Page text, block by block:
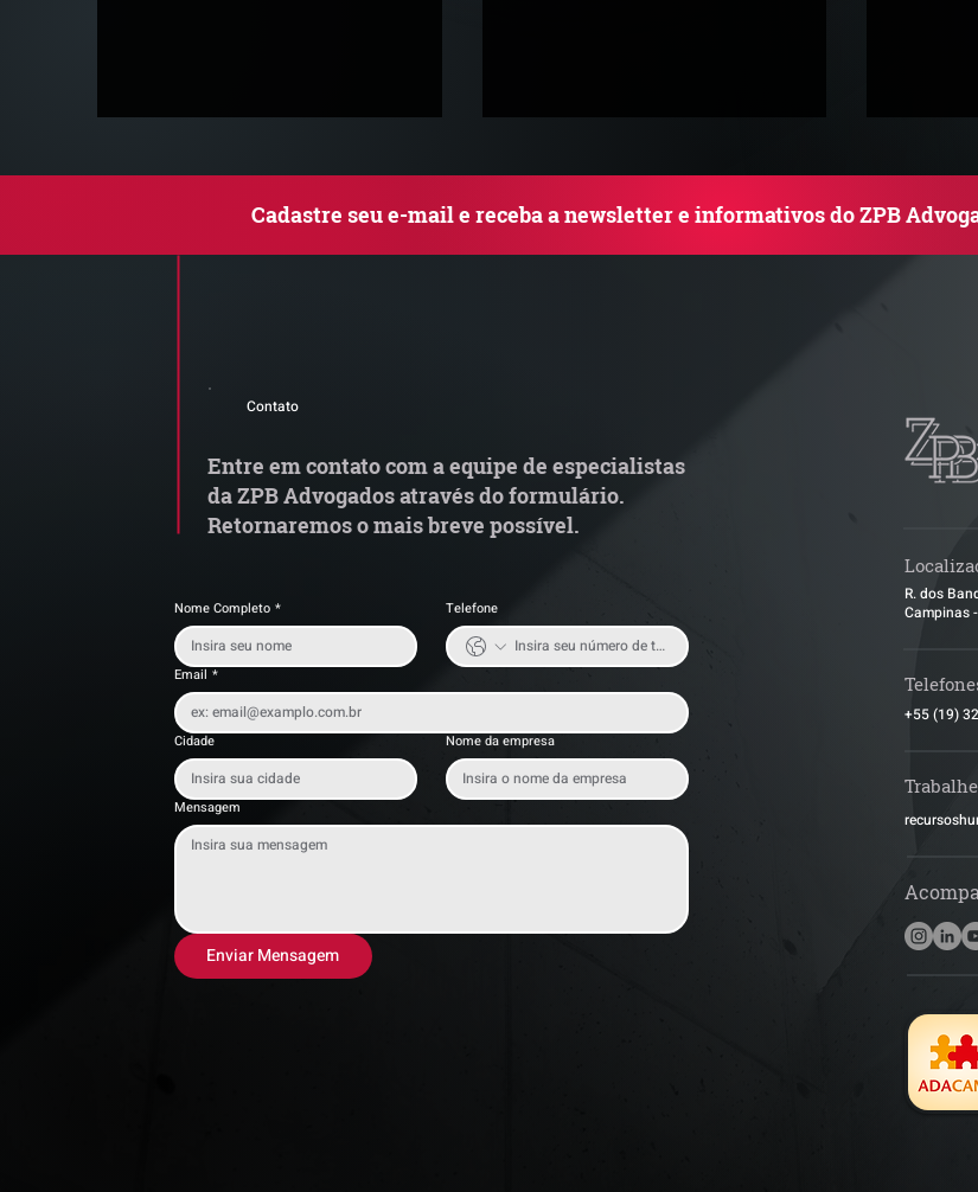
Alerta de Tentativa de
Cadastre seu e-mail e receba a newsletter e informativos do ZPB
Contato
Entre em contato com a equipe de especialistas
da ZPB Advogados através do formulário.
Retornaremos o mais breve possível.
Nome Completo * Telefone
Email *
Cidade Nome da empresa
Mensagem
Enviar Mensagem
R. dos
Campinas
+55 (19)